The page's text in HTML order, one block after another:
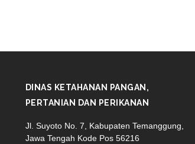
DINAS KETAHANAN PANGAN,
PERTANIAN DAN PERIKANAN
Jl. Suyoto No. 7, Kabupaten Temanggung,
Jawa Tengah Kode Pos 56216